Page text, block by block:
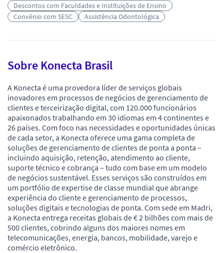
Descontos com Faculdades e Instituições de Ensino
Convênio com SESC
Assistência Odontológica
Sobre Konecta Brasil
A Konecta é uma provedora líder de serviços globais
inovadores em processos de negócios de gerenciamento de
clientes e terceirização digital, com 120.000 funcionários
apaixonados trabalhando em 30 idiomas em 4 continentes e
26 países. Com foco nas necessidades e oportunidades únicas
de cada setor, a Konecta oferece uma gama completa de
soluções de gerenciamento de clientes de ponta a ponta –
incluindo aquisição, retenção, atendimento ao cliente,
suporte técnico e cobrança – tudo com base em um modelo
de negócios sustentável. Esses serviços são construídos em
um portfólio de expertise de classe mundial que abrange
experiência do cliente e gerenciamento de processos,
soluções digitais e tecnologias de ponta. Com sede em Madri,
a Konecta entrega receitas globais de € 2 bilhões com mais de
500 clientes, cobrindo alguns dos maiores nomes em
telecomunicações, energia, bancos, mobilidade, varejo e
comércio eletrônico.